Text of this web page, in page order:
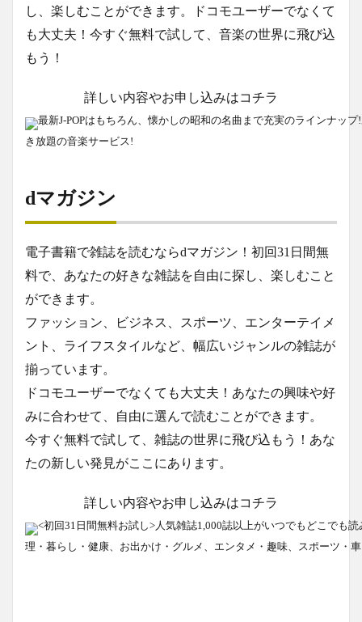
し、楽しむことができます。ドコモユーザーでなくて
も大丈夫！今すぐ無料で試して、音楽の世界に飛び込
もう！
詳しい内容やお申し込みはコチラ
最新J-POPはもちろん、懐かしの昭和の名曲まで充実のラインナッ
き放題の音楽サービス!
dマガジン
電子書籍で雑誌を読むならdマガジン！初回31日間無
料で、あなたの好きな雑誌を自由に探し、楽しむこと
ができます。
ファッション、ビジネス、スポーツ、エンターテイメ
ント、ライフスタイルなど、幅広いジャンルの雑誌が
揃っています。
ドコモユーザーでなくても大丈夫！あなたの興味や好
みに合わせて、自由に選んで読むことができます。
今すぐ無料で試して、雑誌の世界に飛び込もう！あな
たの新しい発見がここにあります。
詳しい内容やお申し込みはコチラ
<初回31日間無料お試し>人気雑誌1,000誌以上がいつでもどこでも
理・暮らし・健康、お出かけ・グルメ、エンタメ・趣味、スポーツ・